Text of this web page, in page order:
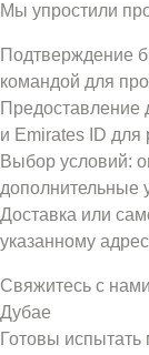
Мы упростили
Подтверждение
командой для
Предоставление
и Emirates ID
Выбор условий:
дополнительные
Доставка или
указанному
Свяжитесь с
Дубае
Готовы